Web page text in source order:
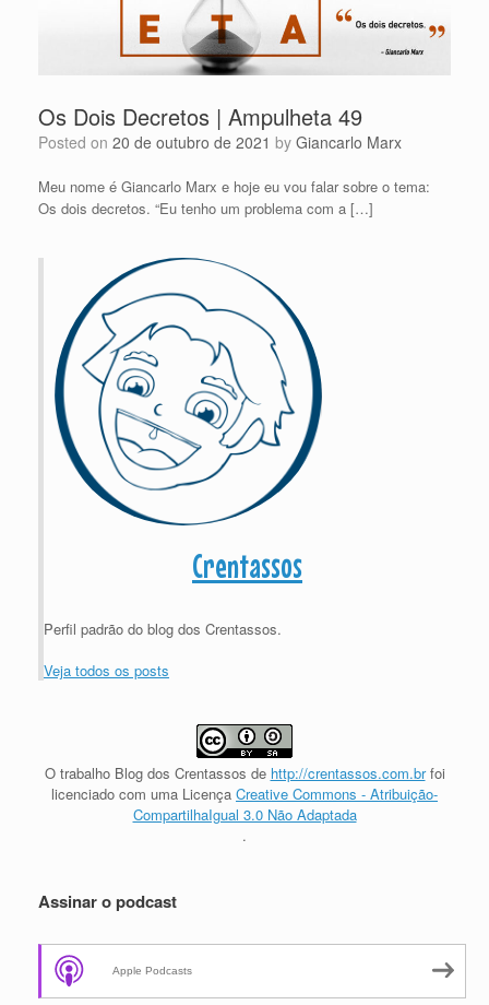
Os Dois Decretos | Ampulheta 49
Posted on 20 de outubro de 2021 by Giancarlo Marx
Meu nome é Giancarlo Marx e hoje eu vou falar sobre o tema:
Os dois decretos. “Eu tenho um problema com a […]
Crentassos
Perfil padrão do blog dos Crentassos.
Veja todos os posts
O trabalho Blog dos Crentassos de http://crentassos.com.brfoi
licenciado com uma Licença Creative Commons - Atribuição-
CompartilhaIgual 3.0 Não Adaptada
.
Assinar o podcast
Apple Podcasts